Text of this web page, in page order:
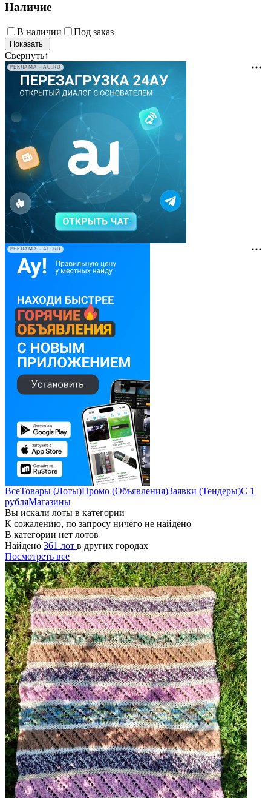
Наличие
В наличии Под заказ
Свернуть↑
РЕКЛАМА • AU.RU
РЕКЛАМА • AU.RU
ВсеТовары (Лоты)Промо (Объявления)Заявки (Тендеры)С 1
рубляМагазины
Вы искали лоты в категории
К сожалению, по запросу ничего не найдено
В категории нет лотов
Найдено 361 лот в других городах
Посмотреть все